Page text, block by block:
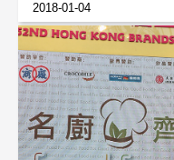
2018-01-04